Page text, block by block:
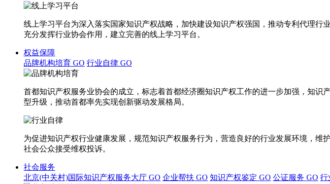
线上学习平台为深入落实国家知识产权战略，加快建设知识产权强国，推动专利代理
充分发挥行业协会作用，建立完善的线上学习平台。
权益保障
品牌机构培育 GO 行业自律 GO
首都知识产权服务业协会的成立，标志着首都经济圈知识产权工作的进一步加强，知
型升级，推动首都率先实现创新驱动发展格局。
为促进知识产权行业健康发展，规范知识产权服务行为，营造良好的行业发展环境，
社会公众接受维权投诉。
社会服务
北京(中关村)国际知识产权服务大厅 GO 企业帮扶 GO 知识产权鉴定 GO 公证服务 GO 行